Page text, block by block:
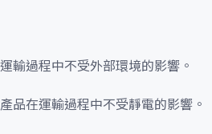
輸過程中不受外部環境的影響。
品在運輸過程中不受靜電的影響。